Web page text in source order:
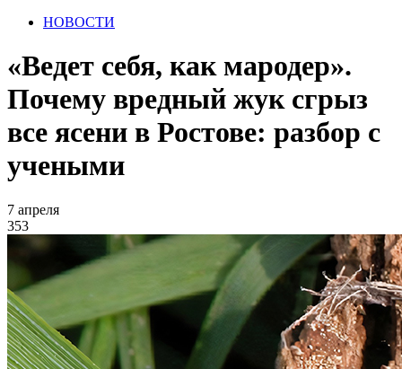
НОВОСТИ
«Ведет себя, как мародер».
Почему вредный жук сгрыз
все ясени в Ростове: разбор с
учеными
7 апреля
353